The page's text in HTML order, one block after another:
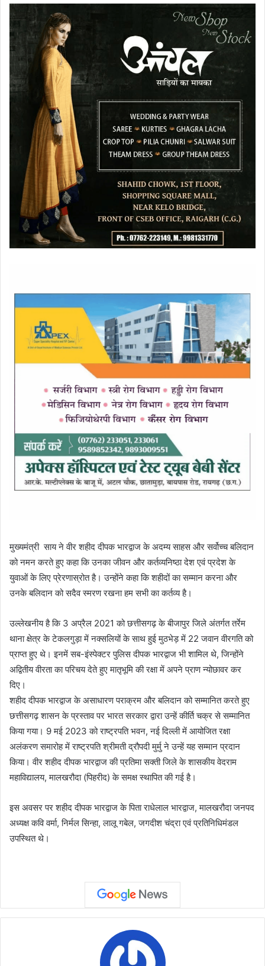
मुख्यमंत्री साय ने वीर शहीद दीपक भारद्वाज के अदम्य साहस और सर्वोच्च बलिदान
को नमन करते हुए कहा कि उनका जीवन और कर्तव्यनिष्ठा देश एवं प्रदेश के
युवाओं के लिए प्रेरणास्रोत है। उन्होंने कहा कि शहीदों का सम्मान करना और
उनके बलिदान को सदैव स्मरण रखना हम सभी का कर्तव्य है।
उल्लेखनीय है कि 3 अप्रैल 2021 को छत्तीसगढ़ के बीजापुर जिले अंतर्गत तर्रेम
थाना क्षेत्र के टेकलगुड़ा में नक्सलियों के साथ हुई मुठभेड़ में 22 जवान वीरगति को
प्राप्त हुए थे। इनमें सब-इंस्पेक्टर पुलिस दीपक भारद्वाज भी शामिल थे, जिन्होंने
अद्वितीय वीरता का परिचय देते हुए मातृभूमि की रक्षा में अपने प्राण न्योछावर कर
दिए।
शहीद दीपक भारद्वाज के असाधारण पराक्रम और बलिदान को सम्मानित करते हुए
छत्तीसगढ़ शासन के प्रस्ताव पर भारत सरकार द्वारा उन्हें कीर्ति चक्र से सम्मानित
किया गया। 9 मई 2023 को राष्ट्रपति भवन, नई दिल्ली में आयोजित रक्षा
अलंकरण समारोह में राष्ट्रपति श्रीमती द्रौपदी मुर्मु ने उन्हें यह सम्मान प्रदान
किया। वीर शहीद दीपक भारद्वाज की प्रतिमा सक्ती जिले के शासकीय वेदराम
महाविद्यालय, मालखरौदा (पिहरीद) के समक्ष स्थापित की गई है।
इस अवसर पर शहीद दीपक भारद्वाज के पिता राधेलाल भारद्वाज, मालखरौदा जनपद
अध्यक्ष कवि वर्मा, निर्मल सिन्हा, लालू गबेल, जगदीश चंद्रा एवं प्रतिनिधिमंडल
उपस्थित थे।